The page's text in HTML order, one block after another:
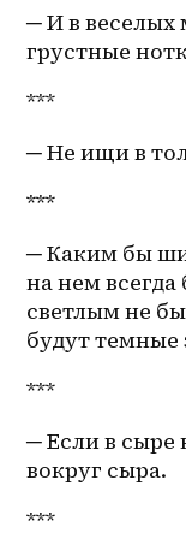
─ И в
грустные
***
─ Не ищи в
***
─ Каким бы
на нем
светлым не
будут темные
***
─ Если в
вокруг сыра.
***